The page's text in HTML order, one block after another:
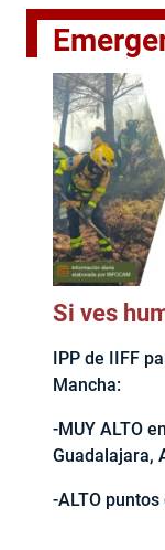
Si ves
IPP de IIFF
Mancha:
-MUY ALTO
Guadalajara,
-ALTO